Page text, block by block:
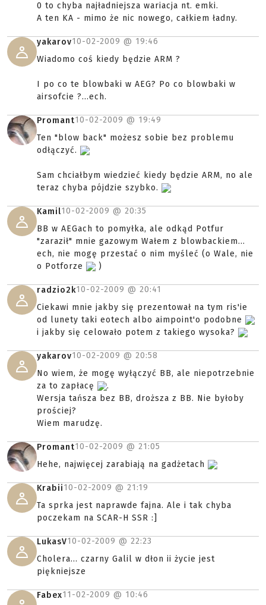
0 to chyba najładniejsza wariacja nt. emki.
A ten KA - mimo że nic nowego, całkiem ładny.
yakarov10-02-2009 @ 19:46
Wiadomo coś kiedy będzie ARM ?
I po co te blowbaki w AEG? Po co blowbaki w
airsofcie ?...ech.
Promant10-02-2009 @ 19:49
Ten "blow back" możesz sobie bez problemu
odłączyć.
Sam chciałbym wiedzieć kiedy będzie ARM, no ale
teraz chyba pójdzie szybko.
Kamil10-02-2009 @ 20:35
BB w AEGach to pomyłka, ale odkąd Potfur
"zaraził" mnie gazowym Wałem z blowbackiem...
ech, nie mogę przestać o nim myśleć (o Wale, nie
o Potforze
)
radzio2k10-02-2009 @ 20:41
Ciekawi mnie jakby się prezentował na tym ris'ie
od lunety taki eotech albo aimpoint'o podobne
i jakby się celowało potem z takiego wysoka?
yakarov10-02-2009 @ 20:58
No wiem, że mogę wyłączyć BB, ale niepotrzebnie
za to zapłacę
.
Wersja tańsza bez BB, droższa z BB. Nie byłoby
prościej?
Wiem marudzę.
Promant10-02-2009 @ 21:05
Hehe, najwięcej zarabiają na gadżetach
Krabii10-02-2009 @ 21:19
Ta sprka jest naprawde fajna. Ale i tak chyba
poczekam na SCAR-H SSR :]
LukasV10-02-2009 @ 22:23
Cholera... czarny Galil w dłon ii życie jest
piękniejsze
Fabex11-02-2009 @ 10:46